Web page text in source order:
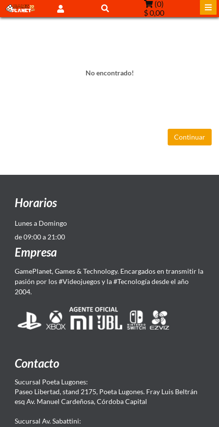
(0)
$ 0,00
No encontrado!
Continuar
Horarios
Lunes a Domingo
de 09:00 a 21:00
Empresa
GamePlanet, Games & Technology. Encargados en transmitir la
pasión por los #Videojuegos y la #Tecnología desde el año
2004.
Contacto
Sucursal Poeta Lugones:
Paseo Libertad, stand 2175, Poeta Lugones. Fray Luis Beltrán
esq Av. Manuel Cardeñosa, Córdoba Capital
Sucursal Av. Sabattini: